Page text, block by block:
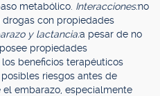
metabólico. Interacciones:no
con propiedades
y lactancia:a pesar de no
propiedades
beneficios terapéuticos
riesgos antes de
embarazo, especialmente